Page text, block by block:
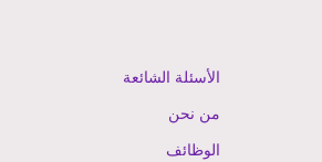
الأسئلة الشائعة
من نحن
الوظائف